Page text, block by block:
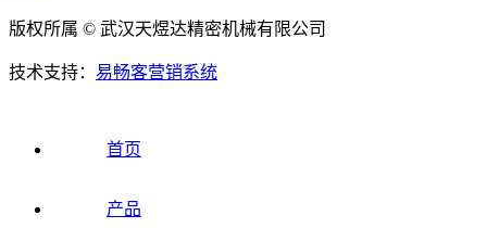
版权所属 © 武汉天煜达精密机械有限公司
技术支持： 易畅客营销系统
首页
产品